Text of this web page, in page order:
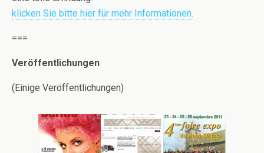
klicken Sie bitte hier für mehr Informationen.
===
Veröffentlichungen
(Einige Veröffentlichungen)